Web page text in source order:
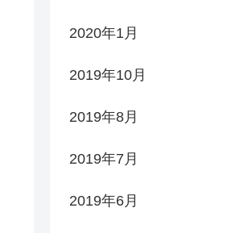
2020年1月
2019年10月
2019年8月
2019年7月
2019年6月